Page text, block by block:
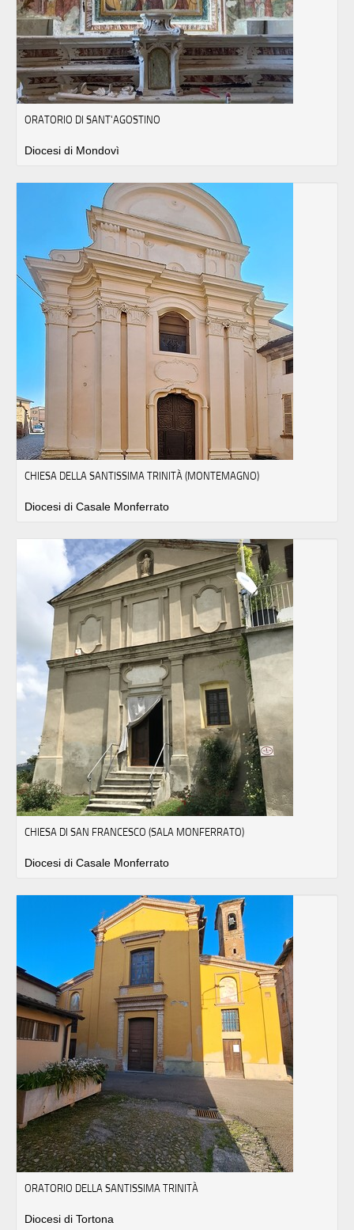
ORATORIO DI SANT'AGOSTINO
Diocesi di Mondovì
CHIESA DELLA SANTISSIMA TRINITÀ (MONTEMAGNO)
Diocesi di Casale Monferrato
CHIESA DI SAN FRANCESCO (SALA MONFERRATO)
Diocesi di Casale Monferrato
ORATORIO DELLA SANTISSIMA TRINITÀ
Diocesi di Tortona